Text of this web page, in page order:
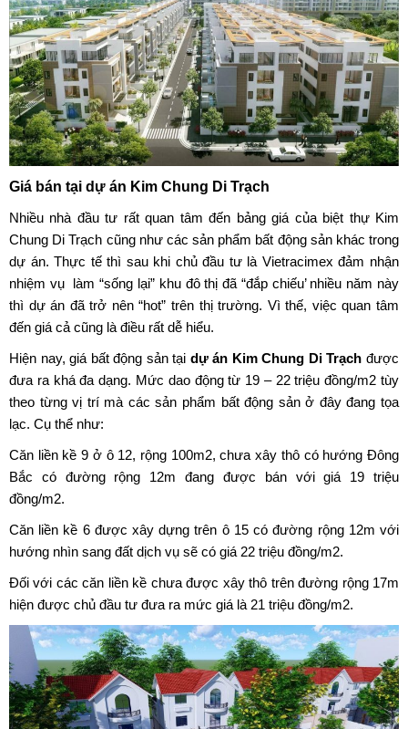
Giá bán tại dự án Kim Chung Di Trạch
Nhiều nhà đầu tư rất quan tâm đến bảng giá của biệt thự Kim
Chung Di Trạch cũng như các sản phẩm bất động sản khác trong
dự án. Thực tế thì sau khi chủ đầu tư là Vietracimex đảm nhận
nhiệm vụ làm “sống lại” khu đô thị đã “đắp chiếu’ nhiều năm này
thì dự án đã trở nên “hot” trên thị trường. Vì thế, việc quan tâm
đến giá cả cũng là điều rất dễ hiểu.
Hiện nay, giá bất động sản tại dự án Kim Chung Di Trạch được
đưa ra khá đa dạng. Mức dao động từ 19 – 22 triệu đồng/m2 tùy
theo từng vị trí mà các sản phẩm bất động sản ở đây đang tọa
lạc. Cụ thể như:
Căn liền kề 9 ở ô 12, rộng 100m2, chưa xây thô có hướng Đông
Bắc có đường rộng 12m đang được bán với giá 19 triệu
đồng/m2.
Căn liền kề 6 được xây dựng trên ô 15 có đường rộng 12m với
hướng nhìn sang đất dịch vụ sẽ có giá 22 triệu đồng/m2.
Đối với các căn liền kề chưa được xây thô trên đường rộng 17m
hiện được chủ đầu tư đưa ra mức giá là 21 triệu đồng/m2.